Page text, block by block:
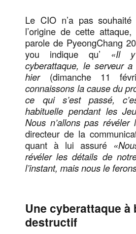
Le CIO n’a pas souhaité
l’origine de cette
parole de PyeongChang
you indique qu’ «Il
cyberattaque, le serveur
hier (dimanche 11
connaissons la cause du
ce qui s’est passé,
habituelle pendant les
Nous n’allons pas révéler
directeur de la
quant à lui assuré
révéler les détails de
l’instant, mais nous le
Une cyberattaque à
destructif